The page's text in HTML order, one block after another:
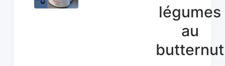
légumes
au
butternut